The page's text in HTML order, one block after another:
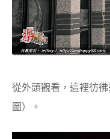
從外頭觀看，這裡彷
圖）。